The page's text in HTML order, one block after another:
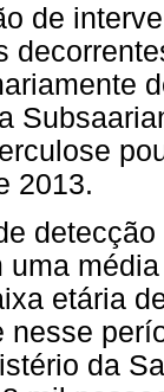
de
2013.
uma
etária
nesse
da